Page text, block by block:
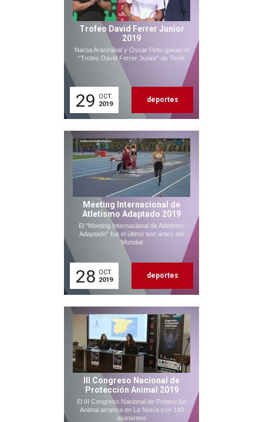
Trofeo David Ferrer Junior
2019
Naroa Aranzábal y Óscar Pinto ganan el
"Trofeo David Ferrer Junior" de Tenis
29
OCT.
2019
deportes
Meeting Internacional de
Atletismo Adaptado 2019
El "Meeting Internacional de Atletismo
Adaptado" fue el último test antes del
Mundial
28 OCT.
2019
deportes
III Congreso Nacional de
Protección Animal 2019
El III Congreso Nacional de Protección
Animal arranca en La Nucía con 140
asistentes